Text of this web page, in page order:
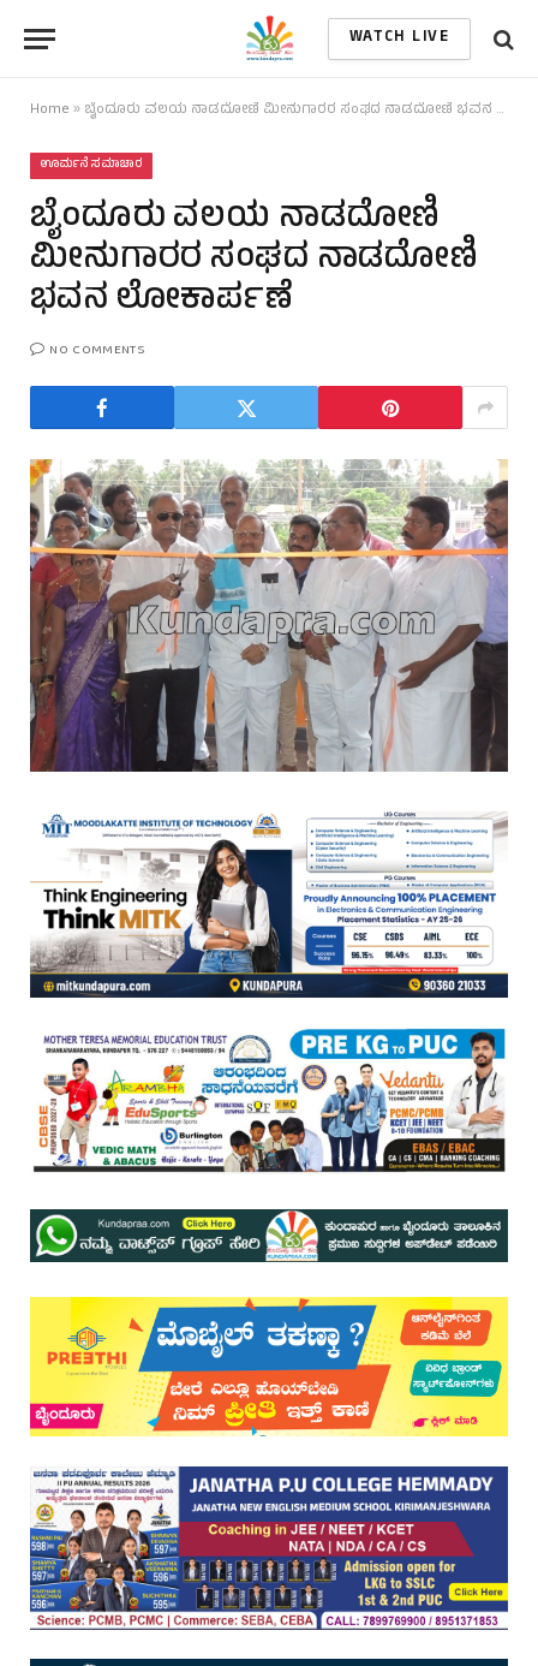
WATCH LIVE
Home » ಬೈಂದೂರು ವಲಯ ನಾಡದೋಣಿ ಮೀನುಗಾರರ ಸಂಘದ ನಾಡದೋಣಿ ಭವನ ಲೋಕಾರ್ಪಣೆ
ಊರ್ಮನೆ ಸಮಾಚಾರ
ಬೈಂದೂರು ವಲಯ ನಾಡದೋಣಿ
ಮೀನುಗಾರರ ಸಂಘದ ನಾಡದೋಣಿ
ಭವನ ಲೋಕಾರ್ಪಣೆ
NO COMMENTS